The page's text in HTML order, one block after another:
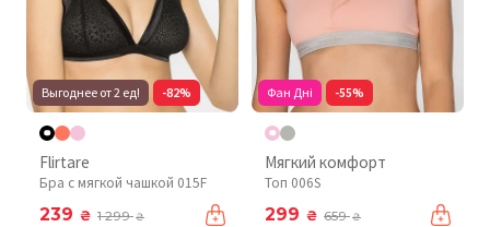
Выгоднее от 2 ед! -82%
Flirtare
Бра с мягкой чашкой 015F
239 ₴ 1 299₴
Фан Дні -55%
Мягкий комфорт
Топ 006S
299 ₴ 659₴